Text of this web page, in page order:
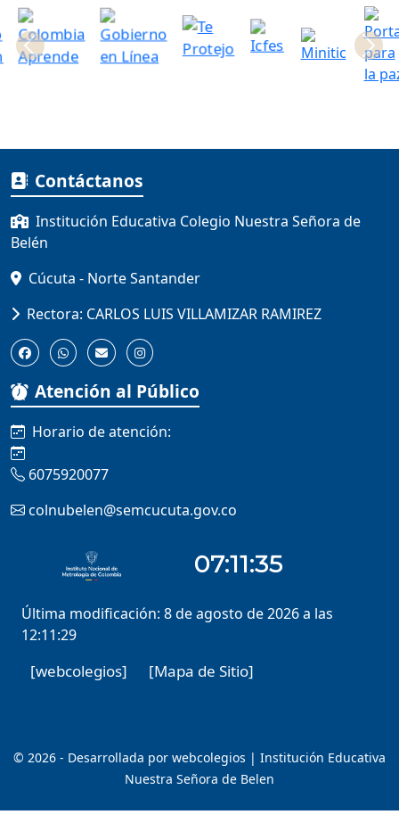
Contáctanos
Institución Educativa Colegio Nuestra Señora de
Belén
Cúcuta - Norte Santander
Rectora: CARLOS LUIS VILLAMIZAR RAMIREZ
Atención al Público
Horario de atención:
6075920077
colnubelen@semcucuta.gov.co
Última modificación: 8 de agosto de 2026 a las
12:11:29
[webcolegios] [Mapa de Sitio]
© 2026 - Desarrollada por webcolegios | Institución Educativa
Nuestra Señora de Belen